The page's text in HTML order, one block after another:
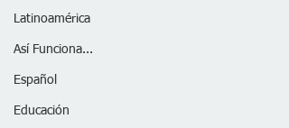
Latinoamérica
Así Funciona...
Español
Educación